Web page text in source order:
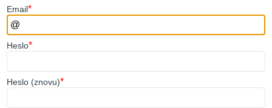
Email*
Heslo*
Heslo (znovu)*